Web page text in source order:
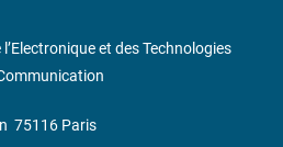
l’Electronique et des Technologies
75116 Paris